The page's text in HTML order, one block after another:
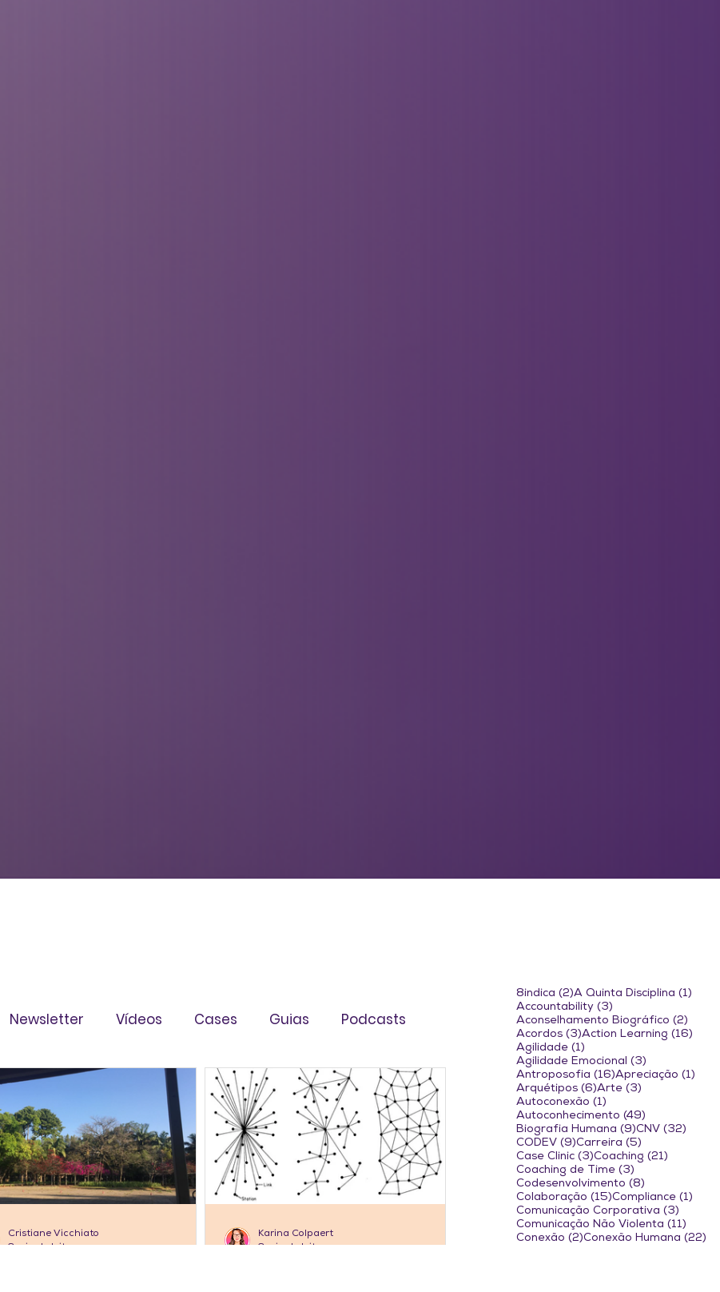
Newsletter Vídeos Cases Guias Podcasts
Cristiane Vicchiato
3 min de leitura
Karina Colpaert
3 min de leitura
8indica (2)2 posts
A Quinta Disciplina (1)1
Accountability (3)3 posts
Aconselhamento Biográfico (2)2
Acordos (3)3 posts
Action Learning (16)16
Agilidade (1)1 post
Agilidade Emocional (3)3 posts
Antroposofia (16)16 posts
Apreciação (1)1
Arquétipos (6)6 posts
Arte (3)3 posts
Autoconexão (1)1 post
Autoconhecimento (49)49 posts
Biografia Humana (9)9 posts
CNV (32)32
CODEV (9)9 posts
Carreira (5)5 posts
Case Clinic (3)3 posts
Coaching (21)21 posts
Coaching de Time (3)3 posts
Codesenvolvimento (8)8 posts
Colaboração (15)15 posts
Compliance (1)1
Comunicação Corporativa (3)3 posts
Comunicação Não Violenta (11)11
Conexão (2)2 posts
Conexão Humana (22)